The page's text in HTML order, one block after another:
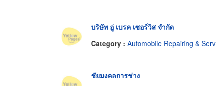
บริษัท อู่ เบรค เซอร์วิส จำกัด
Category : Automobile Repairing & Service
ชัยมงคลการช่าง